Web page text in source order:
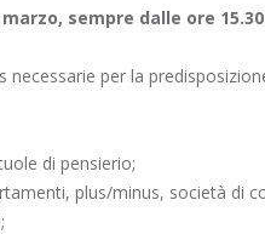
sempre dalle ore
per la
di pensierio;
plus/minus, società di